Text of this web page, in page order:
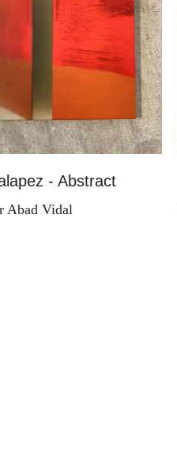
- Abstract
Abad Vidal